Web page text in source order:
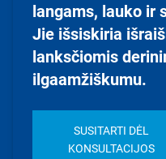
langams, lauko ir
Jie išsiskiria
lanksčiomis
ilgaamžiškumu.
SUSITARTI DĖL
KONSULTACIJOS